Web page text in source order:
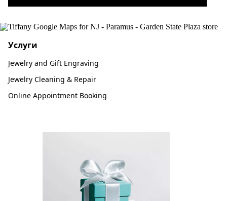
Услуги
Jewelry and Gift Engraving
Jewelry Cleaning & Repair
Online Appointment Booking